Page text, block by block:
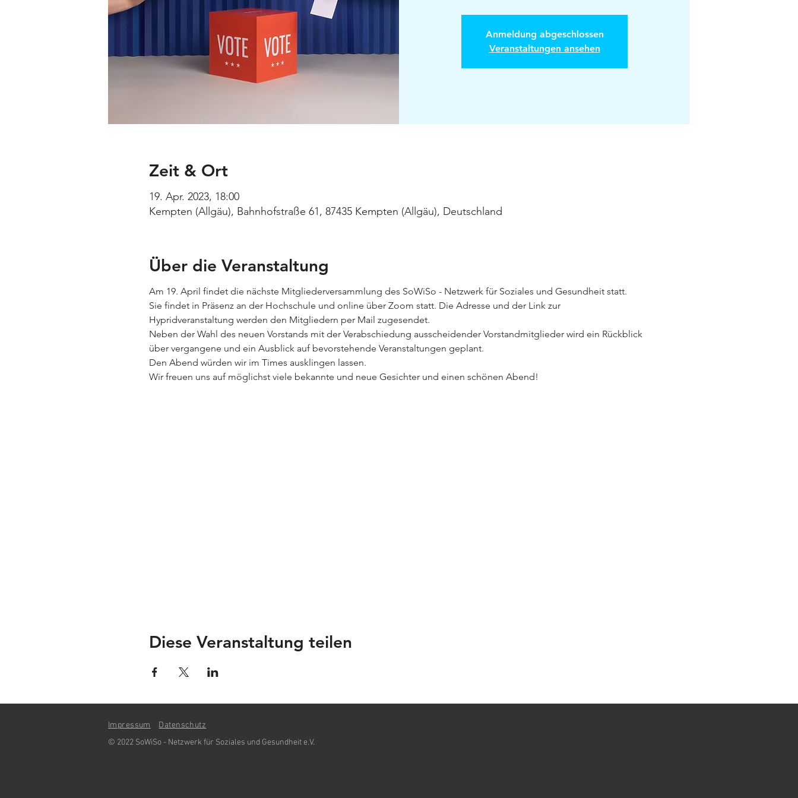
Anmeldung abgeschlossen
Veranstaltungen ansehen
Zeit & Ort
19. Apr. 2023, 18:00
Kempten (Allgäu), Bahnhofstraße 61, 87435 Kempten (Allgäu), Deutschland
Über die Veranstaltung
Am 19. April findet die nächste Mitgliederversammlung des SoWiSo - Netzwerk für Soziales und Gesundheit statt.
Sie findet in Präsenz an der Hochschule und online über Zoom statt. Die Adresse und der Link zur
Hypridveranstaltung werden den Mitgliedern per Mail zugesendet.
Neben der Wahl des neuen Vorstands mit der Verabschiedung ausscheidender Vorstandmitglieder wird ein Rückblick
über vergangene und ein Ausblick auf bevorstehende Veranstaltungen geplant.
Den Abend würden wir im Times ausklingen lassen.
Wir freuen uns auf möglichst viele bekannte und neue Gesichter und einen schönen Abend!
Diese Veranstaltung teilen
Impressum
Datenschutz
© 2022 SoWiSo - Netzwerk für Soziales und Gesundheit e.V.